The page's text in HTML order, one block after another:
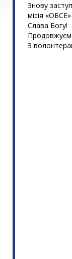
Знову
місія
Слава Богу!
З